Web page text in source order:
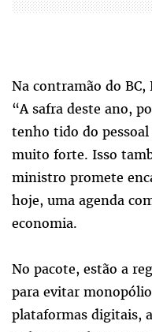
Na contramão do
“A safra deste ano,
tenho tido do
muito forte. Isso
ministro promete
hoje, uma agenda
economia.
No pacote, estão a
para evitar
plataformas digitais,